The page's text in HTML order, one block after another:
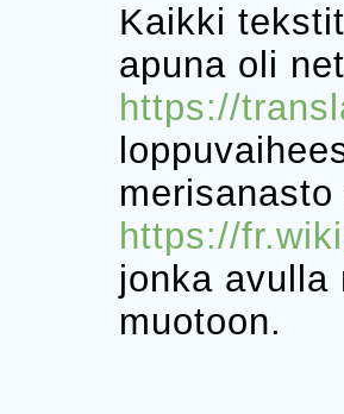
Kaikki
apuna oli
https://
https://
jonka avulla
muotoon.